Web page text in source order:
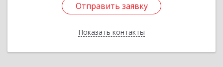
Отправить заявку
Показать контакты
Отправить заявку
Назад